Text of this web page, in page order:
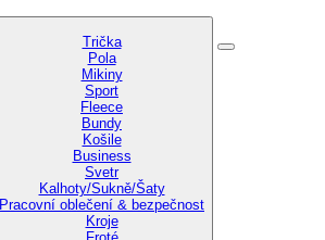
Trička
Pola
Mikiny
Sport
Fleece
Bundy
Košile
Business
Svetr
Kalhoty/Sukně/Šaty
Pracovní oblečení & bezpečnost
Kroje